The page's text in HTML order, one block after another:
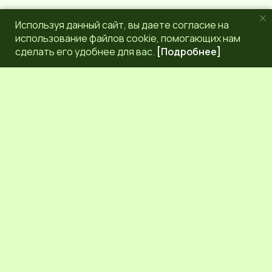
Используя данный сайт, вы даете согласие на
использование файлов cookie, помогающих нам
сделать его удобнее для вас. [Подробнее]